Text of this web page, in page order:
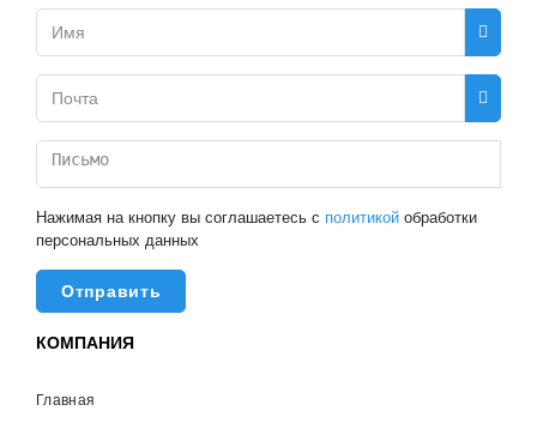
КОМПАНИЯ
Главная
Нажимая на кнопку вы соглашаетесь с политикой обработки
персональных данных
Отправить